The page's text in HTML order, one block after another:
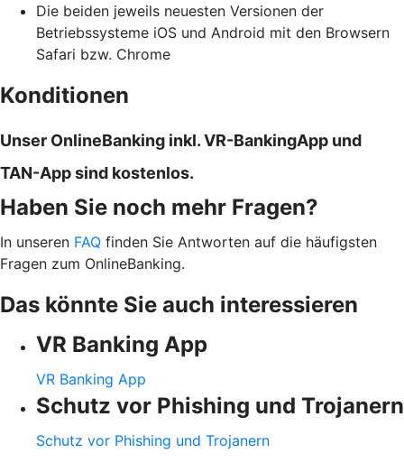
Die beiden jeweils neuesten Versionen der
Betriebssysteme iOS und Android mit den Browsern
Safari bzw. Chrome
Konditionen
Unser OnlineBanking inkl. VR-BankingApp und
TAN-App sind kostenlos.
Haben Sie noch mehr Fragen?
In unseren FAQ finden Sie Antworten auf die häufigsten
Fragen zum OnlineBanking.
Das könnte Sie auch interessieren
VR Banking App
VR Banking App
Schutz vor Phishing und Trojanern
Schutz vor Phishing und Trojanern